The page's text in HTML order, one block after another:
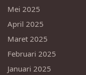
Mei 2025
April 2025
Maret 2025
Februari 2025
Januari 2025